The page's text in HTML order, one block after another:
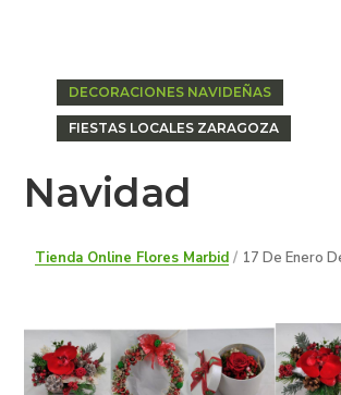
DECORACIONES NAVIDEÑAS
FIESTAS LOCALES ZARAGOZA
Navidad
Tienda Online Flores Marbid 17 De Enero